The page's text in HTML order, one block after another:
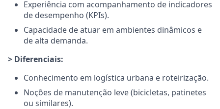
Experiência com acompanhamento de indicadores
de desempenho (KPIs).
Capacidade de atuar em ambientes dinâmicos e
de alta demanda.
> Diferenciais:
Conhecimento em logística urbana e roteirização.
Noções de manutenção leve (bicicletas, patinetes
ou similares).